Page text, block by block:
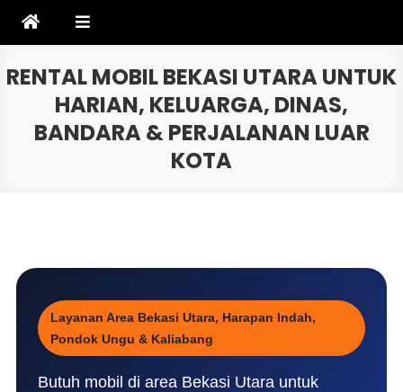
RENTAL MOBIL BEKASI UTARA UNTUK
HARIAN, KELUARGA, DINAS,
BANDARA & PERJALANAN LUAR
KOTA
Layanan Area Bekasi Utara, Harapan Indah,
Pondok Ungu & Kaliabang
Butuh mobil di area Bekasi Utara untuk